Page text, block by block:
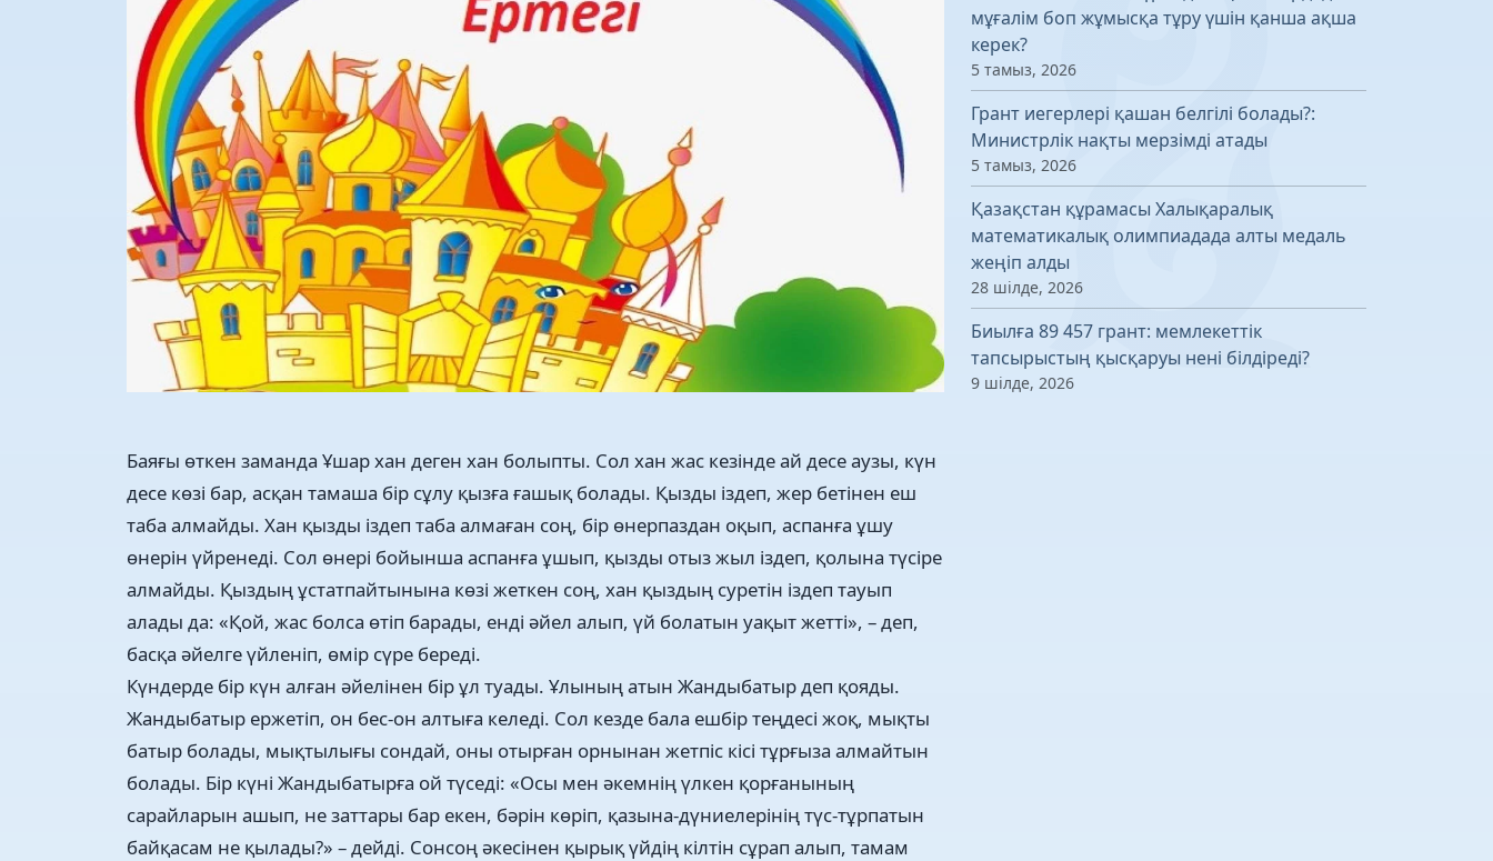
Баяғы өткен заманда Ұшар хан деген хан болыпты. Сол хан жас кезінде ай десе аузы, күн
десе көзі бар, асқан тамаша бір сұлу қызға ғашық болады. Қызды іздеп, жер бетінен еш
таба алмайды. Хан қызды іздеп таба алмаған соң, бір өнерпаздан оқып, аспанға ұшу
өнерін үйренеді. Сол өнері бойынша аспанға ұшып, қызды отыз жыл іздеп, қолына түсіре
алмайды. Қыздың ұстатпайтынына көзі жеткен соң, хан қыздың суретін іздеп тауып
алады да: «Қой, жас болса өтіп барады, енді әйел алып, үй болатын уақыт жетті», – деп,
басқа әйелге үйленіп, өмір сүре береді.
Күндерде бір күн алған әйелінен бір ұл туады. Ұлының атын Жандыбатыр деп қояды.
Жандыбатыр ержетіп, он бес-он алтыға келеді. Сол кезде бала ешбір теңдесі жоқ, мықты
батыр болады, мықтылығы сондай, оны отырған орнынан жетпіс кісі тұрғыза алмайтын
болады. Бір күні Жандыбатырға ой түседі: «Осы мен әкемнің үлкен қорғанының
сарайларын ашып, не заттары бар екен, бәрін көріп, қазына-дүниелерінің түс-тұрпатын
байқасам не қылады?» – дейді. Сонсоң әкесінен қырық үйдің кілтін сұрап алып, тамам
мұғалім боп жұмысқа тұру үшін қанша ақша
керек?
5 тамыз, 2026
Грант иегерлері қашан белгілі болады?:
Министрлік нақты мерзімді атады
5 тамыз, 2026
Қазақстан құрамасы Халықаралық
математикалық олимпиадада алты медаль
жеңіп алды
28 шілде, 2026
Биылға 89 457 грант: мемлекеттік
тапсырыстың қысқаруы нені білдіреді?
9 шілде, 2026